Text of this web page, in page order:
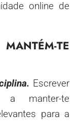
online de
TE
Escrever
a manter-te
para a